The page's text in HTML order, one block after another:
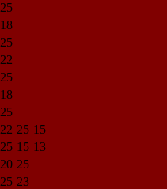
25
18
25
22
25
18
25
22 25 15
25 15 13
20 25
25 23